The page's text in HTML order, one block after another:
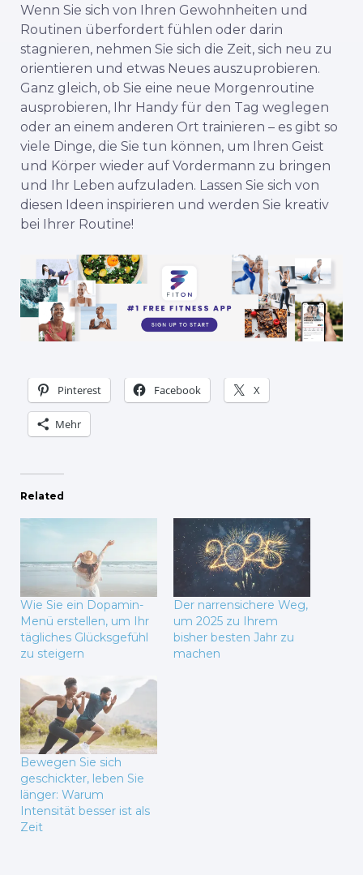
Wenn Sie sich von Ihren Gewohnheiten und
Routinen überfordert fühlen oder darin
stagnieren, nehmen Sie sich die Zeit, sich neu zu
orientieren und etwas Neues auszuprobieren.
Ganz gleich, ob Sie eine neue Morgenroutine
ausprobieren, Ihr Handy für den Tag weglegen
oder an einem anderen Ort trainieren – es gibt so
viele Dinge, die Sie tun können, um Ihren Geist
und Körper wieder auf Vordermann zu bringen
und Ihr Leben aufzuladen. Lassen Sie sich von
diesen Ideen inspirieren und werden Sie kreativ
bei Ihrer Routine!
Pinterest Facebook X
Mehr
Related
Wie Sie ein Dopamin-
Menü erstellen, um Ihr
tägliches Glücksgefühl
zu steigern
Der narrensichere Weg,
um 2025 zu Ihrem
bisher besten Jahr zu
machen
Bewegen Sie sich
geschickter, leben Sie
länger: Warum
Intensität besser ist als
Zeit